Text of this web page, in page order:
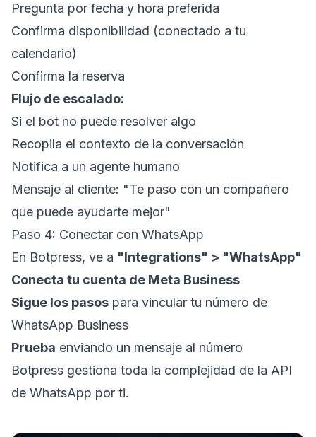
Pregunta por fecha y hora preferida
Confirma disponibilidad (conectado a tu
calendario)
Confirma la reserva
Flujo de escalado:
Si el bot no puede resolver algo
Recopila el contexto de la conversación
Notifica a un agente humano
Mensaje al cliente: "Te paso con un compañero
que puede ayudarte mejor"
Paso 4: Conectar con WhatsApp
En Botpress, ve a "Integrations" > "WhatsApp"
Conecta tu cuenta de Meta Business
Sigue los pasos para vincular tu número de
WhatsApp Business
Prueba enviando un mensaje al número
Botpress gestiona toda la complejidad de la API
de WhatsApp por ti.